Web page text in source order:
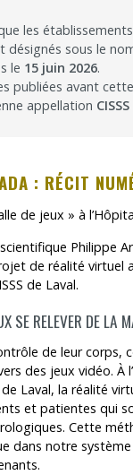
les
désignés sous le
le 15 juin 2026.
publiées avant
appellation
: RÉCIT
de jeux » à
Philippe
de réalité virtuel
de Laval.
SE RELEVER DE LA
de leur corps,
des jeux vidéo. À
Laval, la réalité
et patientes qui
Cette
dans notre